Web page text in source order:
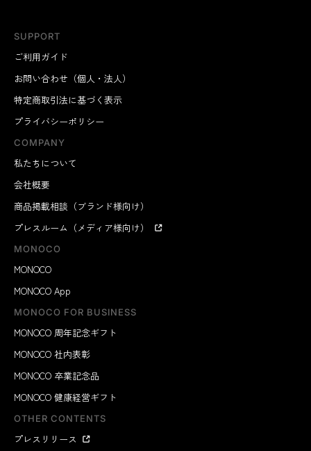
SUPPORT
ご利用ガイド
お問い合わせ（個人・法人）
特定商取引法に基づく表示
プライバシーポリシー
COMPANY
私たちについて
会社概要
商品掲載相談（ブランド様向け）
プレスルーム（メディア様向け）
MONOCO
MONOCO
MONOCO App
MONOCO FOR BUSINESS
MONOCO 周年記念ギフト
MONOCO 社内表彰
MONOCO 卒業記念品
MONOCO 健康経営ギフト
OTHER CONTENTS
プレスリリース